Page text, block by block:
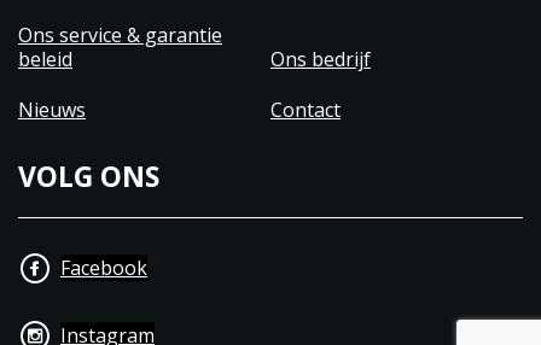
Ons service & garantie
beleid
Ons bedrijf
Nieuws
Contact
VOLG ONS
Facebook
Instagram